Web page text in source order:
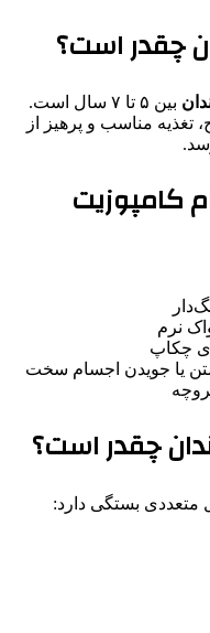
چقدر است؟
بین ۵ تا ۷ سال است.
تغذیه مناسب و پرهیز از
کامپوزیت
نرم
چکاپ
یا جویدن اجسام سخت
چقدر است؟
متعددی بستگی دارد: